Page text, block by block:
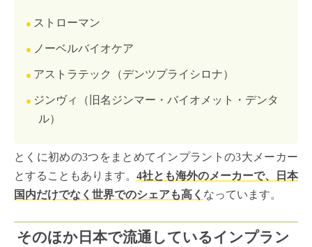
ストローマン
ノーベルバイオケア
アストラテック（デンツプライシロナ）
ジンヴィ（旧名ジンマー・バイオメット・デンタ
ル）
とくに初めの3つをまとめてインプラントの3大メーカー
とすることもあります。 4社とも海外のメーカーで、日本
国内だけでなく世界でのシェアも高く なっています。
そのほか日本で流通しているインプラン